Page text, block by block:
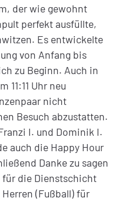
der wie gewohnt
perfekt ausfüllte,
Es entwickelte
von Anfang bis
zu Beginn. Auch in
11:11 Uhr neu
nicht
Besuch abzustatten.
I. und Dominik I.
auch die Happy Hour
Danke zu sagen
die Dienstschicht
(Fußball) für